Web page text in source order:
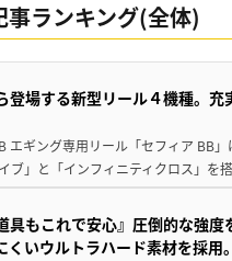
事ランキング(全体)
登場する新型リール４機種。
エギング専用リール「セフィア BB
ブ」と「インフィニティクロス」
具もこれで安心』圧倒的な強
くいウルトラハード素材を採用。